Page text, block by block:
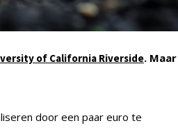
of California Riverside. Maar
door een paar euro te